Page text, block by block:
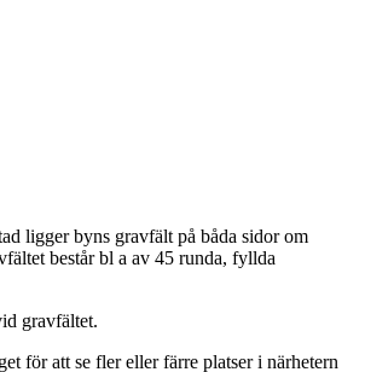
ligger byns gravfält på båda sidor om
består bl a av 45 runda, fyllda
gravfältet.
för att se fler eller färre platser i närhetern